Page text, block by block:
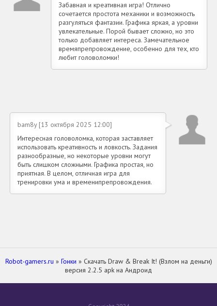
Забавная и креативная игра! Отлично
сочетается простота механики и возможность
разгуляться фантазии. Графика яркая, а уровни
увлекательные. Порой бывает сложно, но это
только добавляет интереса. Замечательное
времяпрепровождение, особенно для тех, кто
любит головоломки!
bam8y [13 октября 2025 12:00]
Интересная головоломка, которая заставляет
использовать креативность и ловкость. Задания
разнообразные, но некоторые уровни могут
быть слишком сложными. Графика простая, но
приятная. В целом, отличная игра для
тренировки ума и временипрепровождения.
Robot-gamers.ru » Гонки » Скачать Draw & Break It! (Взлом на деньги)
версия 2.2.5 apk на Андроид